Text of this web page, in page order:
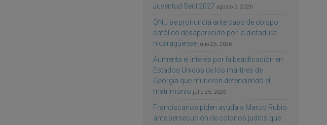
Juventud Seúl 2027 agosto 3, 2026
ONU se pronuncia ante caso de obispo
católico desaparecido por la dictadura
nicaragüense julio 25, 2026
Aumenta el interés por la beatificación en
Estados Unidos de los mártires de
Georgia que murieron defendiendo el
matrimonio julio 25, 2026
Franciscanos piden ayuda a Marco Rubio
ante persecución de colonos judíos que